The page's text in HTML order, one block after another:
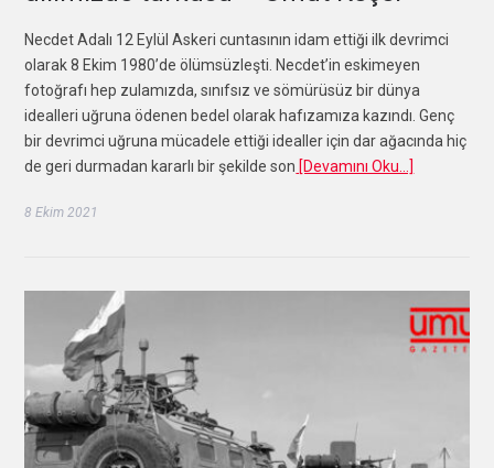
Necdet Adalı 12 Eylül Askeri cuntasının idam ettiği ilk devrimci
olarak 8 Ekim 1980’de ölümsüzleşti. Necdet’in eskimeyen
fotoğrafı hep zulamızda, sınıfsız ve sömürüsüz bir dünya
idealleri uğruna ödenen bedel olarak hafızamıza kazındı. Genç
bir devrimci uğruna mücadele ettiği idealler için dar ağacında hiç
de geri durmadan kararlı bir şekilde son [Devamını Oku…]
8 Ekim 2021